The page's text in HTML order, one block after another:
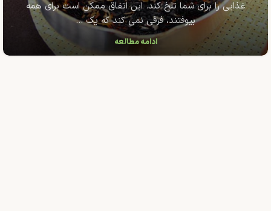
غذایی را برای شما تلخ کند. این اتفاق ممکن است برای همه
بیوفتند، فرقی نمی کند که یک ...
ادامه مطالعه